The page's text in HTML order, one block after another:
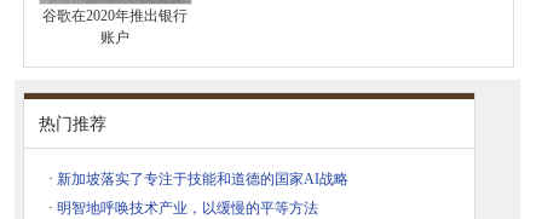
谷歌在2020年推出银行
账户
热门推荐
· 新加坡落实了专注于技能和道德的国家AI战略
· 明智地呼唤技术产业，以缓慢的平等方法